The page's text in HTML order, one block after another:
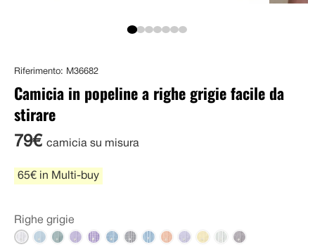
Riferimento: M36682
Camicia in popeline a righe grigie facile da
stirare
79€ camicia su misura
65€ in Multi-buy
Righe grigie